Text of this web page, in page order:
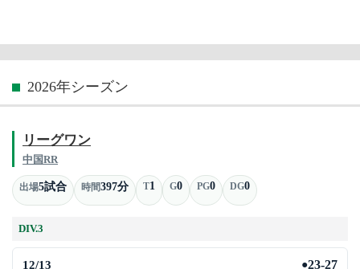
2026年シーズン
リーグワン
中国RR
出場5試合 時間397分 T1 G0 PG0 DG0
DIV.3
12/13 ●23-27